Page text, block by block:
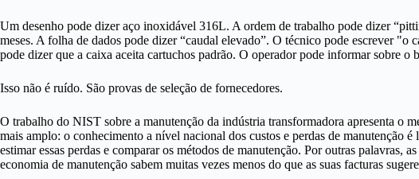
Um desenho pode dizer aço inoxidável 316L. A ordem de trabalho pode dizer
meses. A folha de dados pode dizer “caudal elevado”. O técnico pode escrever
pode dizer que a caixa aceita cartuchos padrão. O operador pode informar sobre o
Isso não é ruído. São provas de seleção de fornecedores.
O trabalho do NIST sobre a manutenção da indústria transformadora apresenta o
mais amplo: o conhecimento a nível nacional dos custos e perdas de manutenção é
estimar essas perdas e comparar os métodos de manutenção. Por outras palavras,
economia de manutenção sabem muitas vezes menos do que as suas facturas